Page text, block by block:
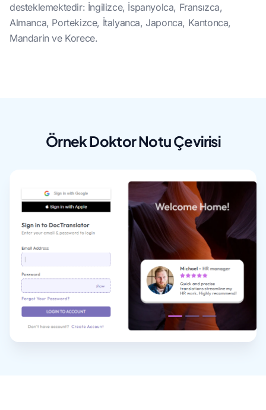
desteklemektedir: İngilizce, İspanyolca, Fransızca,
Almanca, Portekizce, İtalyanca, Japonca, Kantonca,
Mandarin ve Korece.
Örnek Doktor Notu Çevirisi